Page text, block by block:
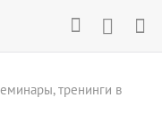
тренинги в